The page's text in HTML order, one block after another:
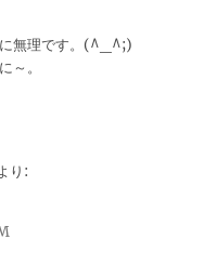
に無理です。(^_^;)
～。
り: